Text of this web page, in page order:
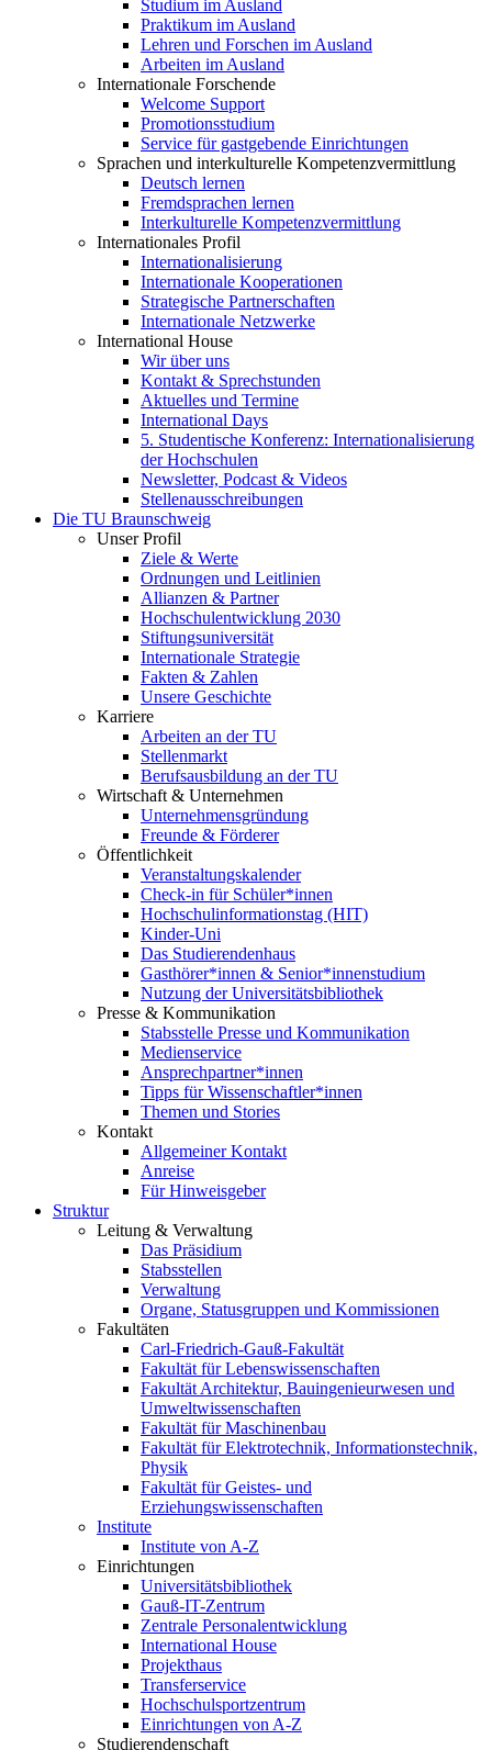
Studium im Ausland
Praktikum im Ausland
Lehren und Forschen im Ausland
Arbeiten im Ausland
Internationale Forschende
Welcome Support
Promotionsstudium
Service für gastgebende Einrichtungen
Sprachen und interkulturelle Kompetenzvermittlung
Deutsch lernen
Fremdsprachen lernen
Interkulturelle Kompetenzvermittlung
Internationales Profil
Internationalisierung
Internationale Kooperationen
Strategische Partnerschaften
Internationale Netzwerke
International House
Wir über uns
Kontakt & Sprechstunden
Aktuelles und Termine
International Days
5. Studentische Konferenz: Internationalisierung
der Hochschulen
Newsletter, Podcast & Videos
Stellenausschreibungen
Die TU Braunschweig
Unser Profil
Ziele & Werte
Ordnungen und Leitlinien
Allianzen & Partner
Hochschulentwicklung 2030
Stiftungsuniversität
Internationale Strategie
Fakten & Zahlen
Unsere Geschichte
Karriere
Arbeiten an der TU
Stellenmarkt
Berufsausbildung an der TU
Wirtschaft & Unternehmen
Unternehmensgründung
Freunde & Förderer
Öffentlichkeit
Veranstaltungskalender
Check-in für Schüler*innen
Hochschulinformationstag (HIT)
Kinder-Uni
Das Studierendenhaus
Gasthörer*innen & Senior*innenstudium
Nutzung der Universitätsbibliothek
Presse & Kommunikation
Stabsstelle Presse und Kommunikation
Medienservice
Ansprechpartner*innen
Tipps für Wissenschaftler*innen
Themen und Stories
Kontakt
Allgemeiner Kontakt
Anreise
Für Hinweisgeber
Struktur
Leitung & Verwaltung
Das Präsidium
Stabsstellen
Verwaltung
Organe, Statusgruppen und Kommissionen
Fakultäten
Carl-Friedrich-Gauß-Fakultät
Fakultät für Lebenswissenschaften
Fakultät Architektur, Bauingenieurwesen und
Umweltwissenschaften
Fakultät für Maschinenbau
Fakultät für Elektrotechnik, Informationstechnik,
Physik
Fakultät für Geistes- und
Erziehungswissenschaften
Institute
Institute von A-Z
Einrichtungen
Universitätsbibliothek
Gauß-IT-Zentrum
Zentrale Personalentwicklung
International House
Projekthaus
Transferservice
Hochschulsportzentrum
Einrichtungen von A-Z
Studierendenschaft